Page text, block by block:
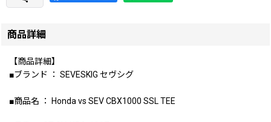
商品詳細
【商品詳細】
■ブランド ： SEVESKIG セヴシグ
■商品名 ： Honda vs SEV CBX1000 SSL TEE